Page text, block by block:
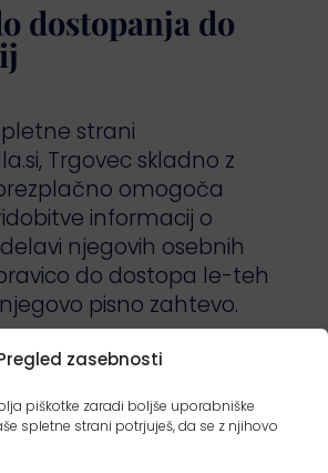
zasebnosti
piškotke zaradi boljše uporabniške
spletne strani potrjuješ, da se z njihovo
dostopanja do
strani
Trgovec skladno z
omogoča
informacij o
njegovih osebnih
do dostopa le-teh
pisno zahtevo.
popravka
katerega se nanašajo